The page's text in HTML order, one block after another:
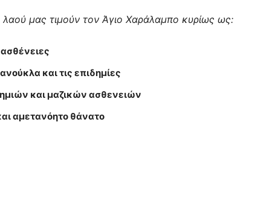
λαού μας τιμούν τον Άγιο Χαράλαμπο κυρίως ως:
και τις επιδημίες
και μαζικών ασθενειών
αμετανόητο θάνατο